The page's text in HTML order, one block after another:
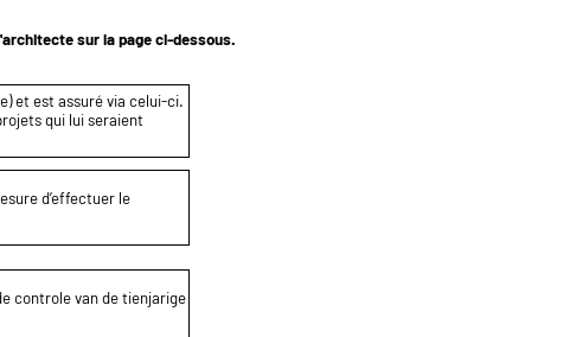
sur la page ci-dessous.
et est assuré via celui-ci.
qui lui seraient
d’effectuer le
controle van de tienjarige